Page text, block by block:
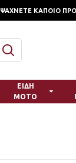
ΨΑΧΝΕΤΕ ΚΑΠΟΙΟ
ΕΙΔΗ
ΜΟΤΟ